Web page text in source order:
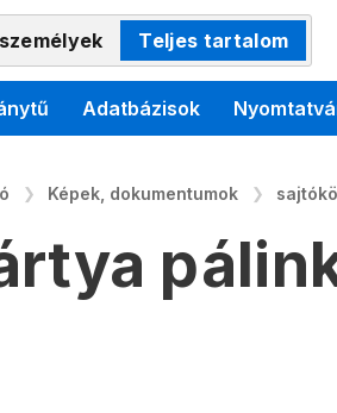
Teljes tartalom
Adatbázisok
Képek, dokumentumok